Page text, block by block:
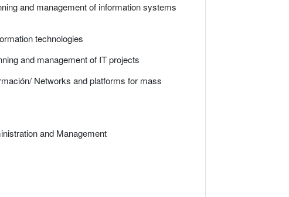
and management of information systems
technologies
and management of IT projects
Networks and platforms for mass
and Management